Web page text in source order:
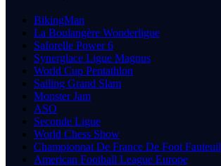
BikingMan
La Boulangère Wonderligue
Saforelle Power 6
Synerglace Ligue Magnus
World Cup Pentathlon
Sailing Grand Slam
Monster Jam
ASO
Seconde Ligue
World Chess Show
Championnat De France De Foot Fauteuil
American Football League Europe